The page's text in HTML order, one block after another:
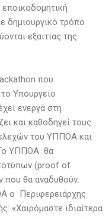
δημιουργικό τρόπο
εξαιτίας της
που
Υπουργείο
ενεργά στη
και καθοδηγεί τους
του ΥΠΠΟΑ και
ΥΠΠΟΑ θα
(proof of
θα αναδυθούν.
ο Περιφερειάρχης
«Χαιρόμαστε ιδιαίτερα